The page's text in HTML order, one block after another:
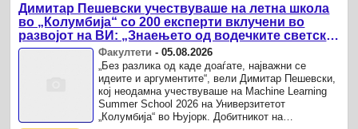
Димитар Пешевски учествуваше на летна школа
во „Колумбија“ со 200 експерти вклучени во
развојот на ВИ: „Знаењето од водечките светски
ВИ-истражувачи ќе им го пренесам на
Факултети -05.08.2026
„Без разлика од каде доаѓате, најважни се
идеите и аргументите“, вели Димитар Пешевски,
кој неодамна учествуваше на Machine Learning
Summer School 2026 на Универзитетот
„Колумбија“ во Њујорк. Добитникот на